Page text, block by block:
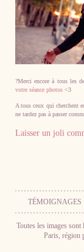
?Merci encore à tous les
votre séance photos <3
A tous ceux qui cherchent
ne tardez pas à passer
Laisser un joli
TÉMOIGNAGES
Toutes les images
Paris, région